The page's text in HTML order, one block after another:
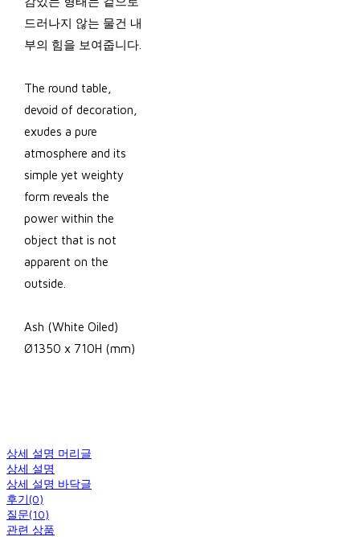
드러나지 않는 물건 내
부의 힘을 보여줍니다.
The round table,
devoid of decoration,
exudes a pure
atmosphere and its
simple yet weighty
form reveals the
power within the
object that is not
apparent on the
outside.
Ash (White Oiled)
Ø1350 x 710H (mm)
상세 설명 머리글
상세 설명
상세 설명 바닥글
후기(0)
질문(10)
관련 상품